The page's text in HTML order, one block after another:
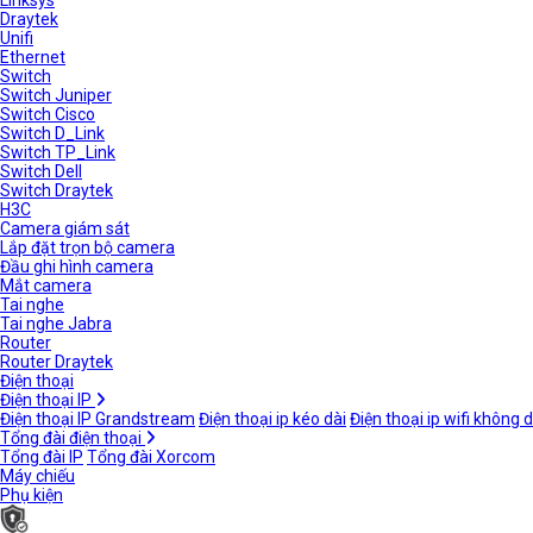
Draytek
Unifi
Ethernet
Switch
Switch Juniper
Switch Cisco
Switch D_Link
Switch TP_Link
Switch Dell
Switch Draytek
H3C
Camera giám sát
Lắp đặt trọn bộ camera
Đầu ghi hình camera
Mắt camera
Tai nghe
Tai nghe Jabra
Router
Router Draytek
Điện thoại
Điện thoại IP
Điện thoại IP Grandstream Điện thoại ip kéo dài Điện thoại ip wifi không
Tổng đài điện thoại
Tổng đài IP Tổng đài Xorcom
Máy chiếu
Phụ kiện